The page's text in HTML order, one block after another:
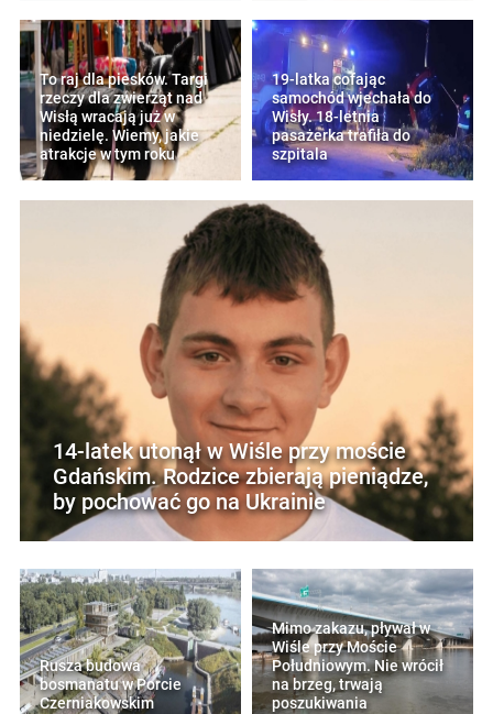
To raj dla piesków. Targi
rzeczy dla zwierząt nad
Wisłą wracają już w
niedzielę. Wiemy, jakie
atrakcje w tym roku
19-latka cofając
samochód wjechała do
Wisły. 18-letnia
pasażerka trafiła do
szpitala
14-latek utonął w Wiśle przy moście
Gdańskim. Rodzice zbierają pieniądze,
by pochować go na Ukrainie
Rusza budowa
bosmanatu w Porcie
Czerniakowskim
Mimo zakazu, pływał w
Wiśle przy Moście
Południowym. Nie wrócił
na brzeg, trwają
poszukiwania